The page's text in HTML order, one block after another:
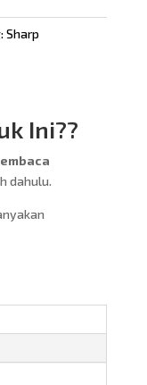
Sharp
Ini??
dahulu.